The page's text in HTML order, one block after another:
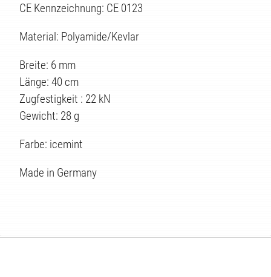
CE Kennzeichnung: CE 0123
Material: Polyamide/Kevlar
Breite: 6 mm
Länge: 40 cm
Zugfestigkeit : 22 kN
Gewicht: 28 g
Farbe: icemint
Made in Germany